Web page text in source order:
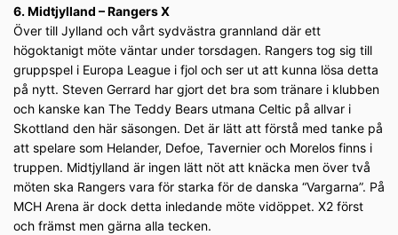
6. Midtjylland – Rangers X
Över till Jylland och vårt sydvästra grannland där ett
högoktanigt möte väntar under torsdagen. Rangers tog sig till
gruppspel i Europa League i fjol och ser ut att kunna lösa detta
på nytt. Steven Gerrard har gjort det bra som tränare i klubben
och kanske kan The Teddy Bears utmana Celtic på allvar i
Skottland den här säsongen. Det är lätt att förstå med tanke på
att spelare som Helander, Defoe, Tavernier och Morelos finns i
truppen. Midtjylland är ingen lätt nöt att knäcka men över två
möten ska Rangers vara för starka för de danska “Vargarna”. På
MCH Arena är dock detta inledande möte vidöppet. X2 först
och främst men gärna alla tecken.